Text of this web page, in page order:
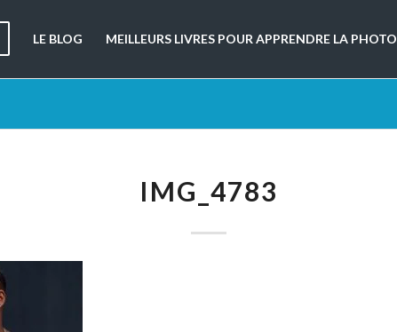
LE BLOG MEILLEURS LIVRES POUR APPRENDRE LA PHOTO
IMG_4783